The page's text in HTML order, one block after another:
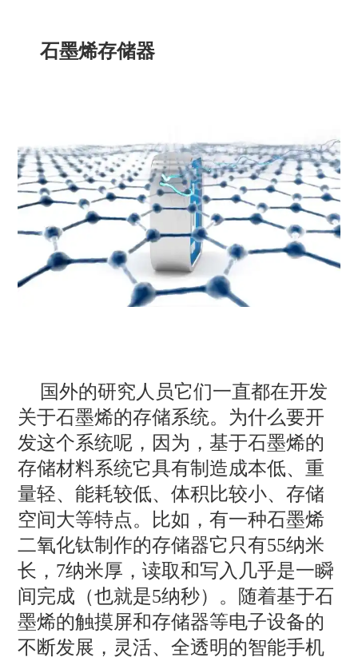
石墨烯存储器
国外的研究人员它们一直都在开发
关于石墨烯的存储系统。为什么要开
发这个系统呢，因为，基于石墨烯的
存储材料系统它具有制造成本低、重
量轻、能耗较低、体积比较小、存储
空间大等特点。比如，有一种石墨烯
二氧化钛制作的存储器它只有55纳米
长，7纳米厚，读取和写入几乎是一瞬
间完成（也就是5纳秒）。随着基于石
墨烯的触摸屏和存储器等电子设备的
不断发展，灵活、全透明的智能手机